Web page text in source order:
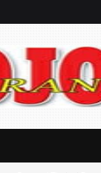
Sampai Timbul